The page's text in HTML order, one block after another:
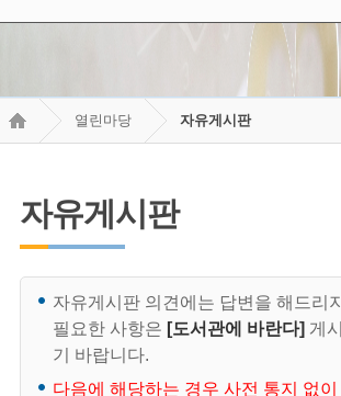
열린마당 자유게시판
자유게시판
자유게시판 의견에는 답변을 해드리
필요한 사항은 [도서관에 바란다] 게
기 바랍니다.
다음에 해당하는 경우 사전 통지 없